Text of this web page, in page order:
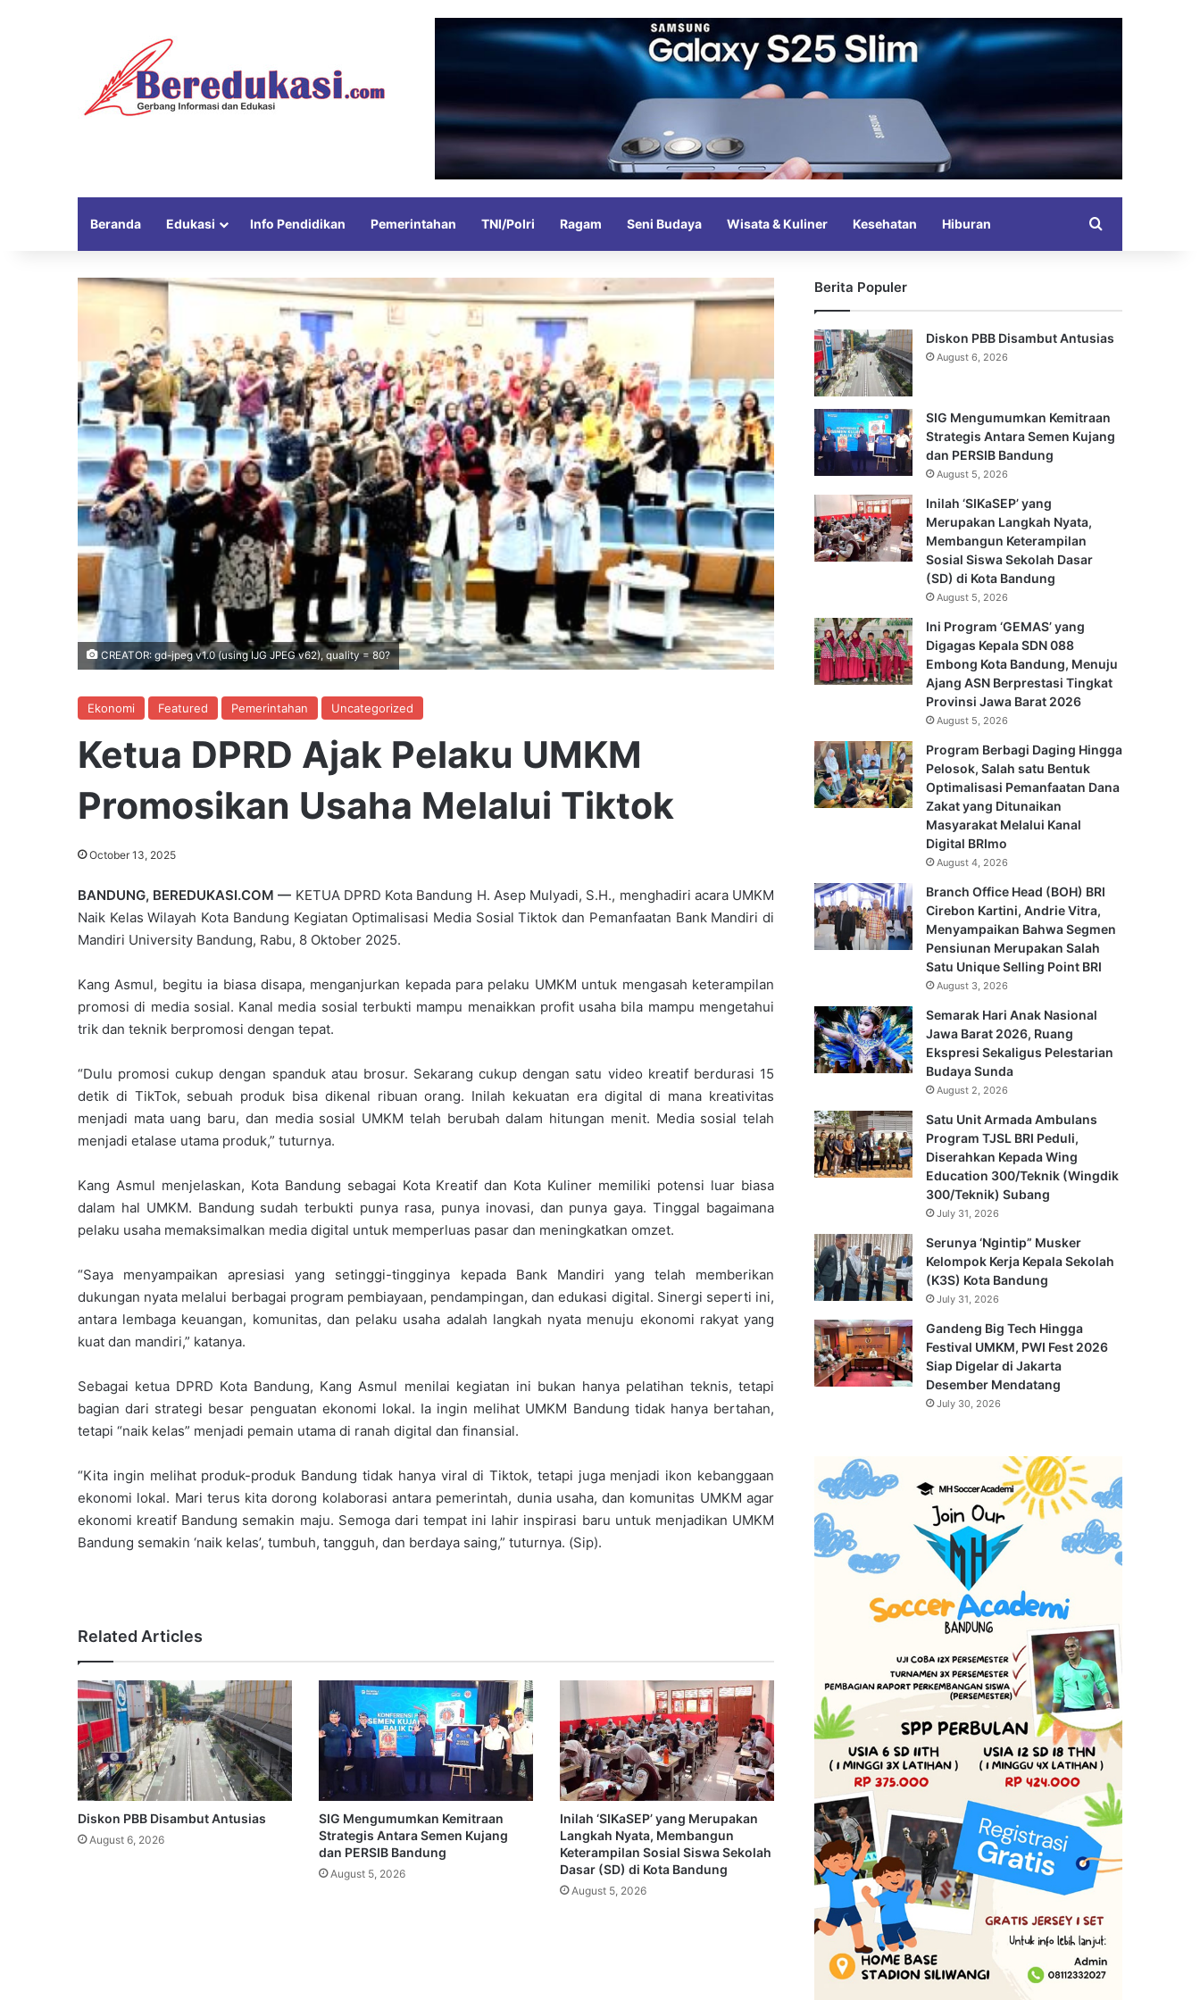
Beranda Edukasi Info Pendidikan Pemerintahan TNI/Polri Ragam Seni Budaya Wisata & Kuliner Kesehatan Hiburan
CREATOR: gd-jpeg v1.0 (using IJG JPEG v62), quality = 80?
Ekonomi Featured Pemerintahan Uncategorized
Ketua DPRD Ajak Pelaku UMKM
Promosikan Usaha Melalui Tiktok
October 13, 2025
BANDUNG, BEREDUKASI.COM — KETUA DPRD Kota Bandung H. Asep Mulyadi, S.H., menghadiri acara UMKM
Naik Kelas Wilayah Kota Bandung Kegiatan Optimalisasi Media Sosial Tiktok dan Pemanfaatan Bank Mandiri di
Mandiri University Bandung, Rabu, 8 Oktober 2025.
Kang Asmul, begitu ia biasa disapa, menganjurkan kepada para pelaku UMKM untuk mengasah keterampilan
promosi di media sosial. Kanal media sosial terbukti mampu menaikkan profit usaha bila mampu mengetahui
trik dan teknik berpromosi dengan tepat.
“Dulu promosi cukup dengan spanduk atau brosur. Sekarang cukup dengan satu video kreatif berdurasi 15
detik di TikTok, sebuah produk bisa dikenal ribuan orang. Inilah kekuatan era digital di mana kreativitas
menjadi mata uang baru, dan media sosial UMKM telah berubah dalam hitungan menit. Media sosial telah
menjadi etalase utama produk,” tuturnya.
Kang Asmul menjelaskan, Kota Bandung sebagai Kota Kreatif dan Kota Kuliner memiliki potensi luar biasa
dalam hal UMKM. Bandung sudah terbukti punya rasa, punya inovasi, dan punya gaya. Tinggal bagaimana
pelaku usaha memaksimalkan media digital untuk memperluas pasar dan meningkatkan omzet.
“Saya menyampaikan apresiasi yang setinggi-tingginya kepada Bank Mandiri yang telah memberikan
dukungan nyata melalui berbagai program pembiayaan, pendampingan, dan edukasi digital. Sinergi seperti ini,
antara lembaga keuangan, komunitas, dan pelaku usaha adalah langkah nyata menuju ekonomi rakyat yang
kuat dan mandiri,” katanya.
Sebagai ketua DPRD Kota Bandung, Kang Asmul menilai kegiatan ini bukan hanya pelatihan teknis, tetapi
bagian dari strategi besar penguatan ekonomi lokal. Ia ingin melihat UMKM Bandung tidak hanya bertahan,
tetapi “naik kelas” menjadi pemain utama di ranah digital dan finansial.
“Kita ingin melihat produk-produk Bandung tidak hanya viral di Tiktok, tetapi juga menjadi ikon kebanggaan
ekonomi lokal. Mari terus kita dorong kolaborasi antara pemerintah, dunia usaha, dan komunitas UMKM agar
ekonomi kreatif Bandung semakin maju. Semoga dari tempat ini lahir inspirasi baru untuk menjadikan UMKM
Bandung semakin ‘naik kelas’, tumbuh, tangguh, dan berdaya saing,” tuturnya. (Sip).
Related Articles
Diskon PBB Disambut Antusias
August 6, 2026
SIG Mengumumkan Kemitraan
Strategis Antara Semen Kujang
dan PERSIB Bandung
August 5, 2026
Inilah ‘SIKaSEP’ yang Merupakan
Langkah Nyata, Membangun
Keterampilan Sosial Siswa Sekolah
Dasar (SD) di Kota Bandung
August 5, 2026
Berita Populer
Diskon PBB Disambut Antusias
August 6, 2026
SIG Mengumumkan Kemitraan
Strategis Antara Semen Kujang
dan PERSIB Bandung
August 5, 2026
Inilah ‘SIKaSEP’ yang
Merupakan Langkah Nyata,
Membangun Keterampilan
Sosial Siswa Sekolah Dasar
(SD) di Kota Bandung
August 5, 2026
Ini Program ‘GEMAS’ yang
Digagas Kepala SDN 088
Embong Kota Bandung, Menuju
Ajang ASN Berprestasi Tingkat
Provinsi Jawa Barat 2026
August 5, 2026
Program Berbagi Daging Hingga
Pelosok, Salah satu Bentuk
Optimalisasi Pemanfaatan Dana
Zakat yang Ditunaikan
Masyarakat Melalui Kanal
Digital BRImo
August 4, 2026
Branch Office Head (BOH) BRI
Cirebon Kartini, Andrie Vitra,
Menyampaikan Bahwa Segmen
Pensiunan Merupakan Salah
Satu Unique Selling Point BRI
August 3, 2026
Semarak Hari Anak Nasional
Jawa Barat 2026, Ruang
Ekspresi Sekaligus Pelestarian
Budaya Sunda
August 2, 2026
Satu Unit Armada Ambulans
Program TJSL BRI Peduli,
Diserahkan Kepada Wing
Education 300/Teknik (Wingdik
300/Teknik) Subang
July 31, 2026
Serunya ‘Ngintip” Musker
Kelompok Kerja Kepala Sekolah
(K3S) Kota Bandung
July 31, 2026
Gandeng Big Tech Hingga
Festival UMKM, PWI Fest 2026
Siap Digelar di Jakarta
Desember Mendatang
July 30, 2026